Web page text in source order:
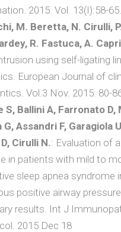
2015. Vol. 13(I):58-65.
M. Beretta, N. Cirulli,
R. Fastuca, A.
using self-ligating
European Journal of
Vol.3 Nov. 2015: 80-
S, Ballini A, Farronato D,
G, Assandri F, Garagiola
Cirulli N.: Evaluation of
in patients with mild to
sleep apnea syndrome
positive airway
results. Int J
2015 Dec 18